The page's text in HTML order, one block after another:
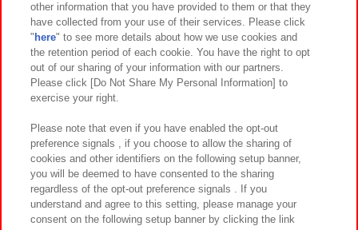
関連会社 サステナビリティ サイトポリシー
プライバシーポリシー ウェブアクセシビリティ方針と検証結果
お取引先さまとともに
カスタマーハラスメント対応方針 よくあるご質問・お問い合わせ
other information that you have provided to them or that they
have collected from your use of their services. Please click
" here" to see more details about how we use cookies and
the retention period of each cookie. You have the right to opt
out of our sharing of your information with our partners.
Please click [Do Not Share My Personal Information] to
exercise your right.
Please note that even if you have enabled the opt-out
preference signals , if you choose to allow the sharing of
cookies and other identifiers on the following setup banner,
you will be deemed to have consented to the sharing
regardless of the opt-out preference signals . If you
understand and agree to this setting, please manage your
consent on the following setup banner by clicking the link